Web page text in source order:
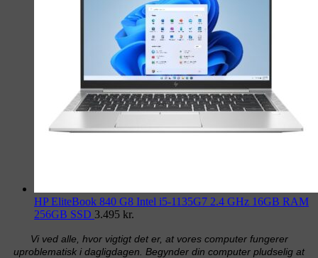
HP EliteBook 840 G8 Intel i5-1135G7 2.4 GHz 16GB RAM
256GB SSD 3.495 kr.
Vi ved alle, hvor vigtigt det er, at vores computer fungerer
uproblematisk i dagligdagen. Begynder din computer pludselig at